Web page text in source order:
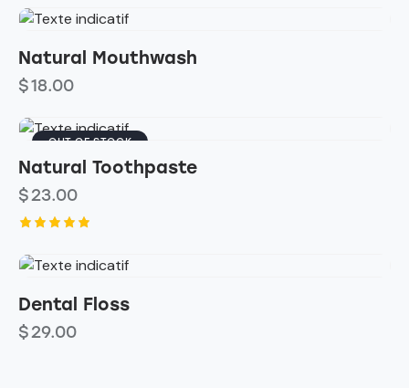
Natural Mouthwash
$18.00
OUT OF STOCK
Natural Toothpaste
$23.00
5.00
sur 5
Dental Floss
$29.00